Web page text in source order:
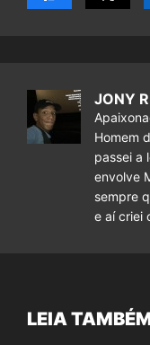
JONY
Homem
passei a
envolve
sempre
e aí criei
LEIA